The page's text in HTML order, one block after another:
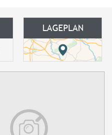
LAGEPLAN